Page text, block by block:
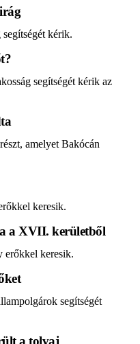
kérik.
segítségét kérik az
amelyet Bakócán
keresik.
a XVII. kerületből
erőkkel keresik.
segítségét
a tolvaj